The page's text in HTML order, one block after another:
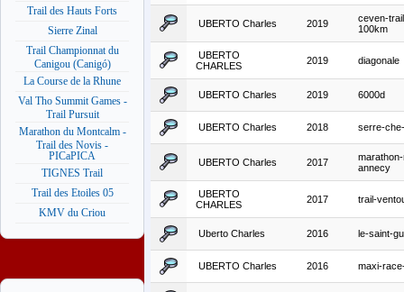
Trail des Hauts Forts
Sierre Zinal
Trail Championnat du
Canigou (Canigó)
La Course de la Rhune
Val Tho Summit Games -
Trail Pursuit
Marathon du Montcalm -
Trail des Novis -
PICaPICA
TIGNES Trail
Trail des Etoiles 05
KMV du Criou
UBERTO Charles 2019
ceven-
100km
UBERTO
CHARLES
2019 diagonale
UBERTO Charles 2019 6000d
UBERTO Charles 2018 serre-
UBERTO Charles 2017
annecy
UBERTO
CHARLES
2017 trail-
Uberto Charles 2016 le-saint-
UBERTO Charles 2016 maxi-